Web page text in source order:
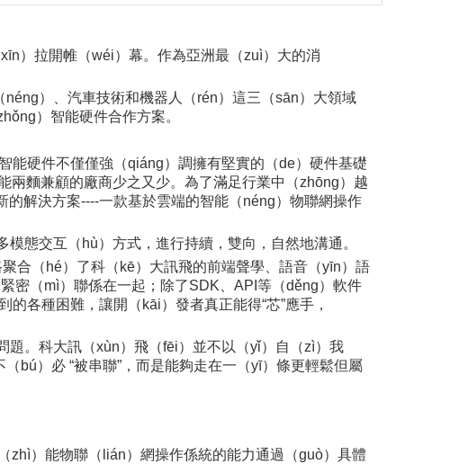
）拉開帷（wéi）幕。作為亞洲最（zuì）大的消
）、汽車技術和機器人（rén）這三（sān）大領域
）智能硬件合作方案。
能硬件不僅僅強（qiáng）調擁有堅實的（de）硬件基礎
兩麵兼顧的廠商少之又少。為了滿足行業中（zhōng）越
解決方案----一款基於雲端的智能（néng）物聯網操作
態交互（hù）方式，進行持續，雙向，自然地溝通。
合（hé）了科（kē）大訊飛的前端聲學、語音（yīn）語
密（mì）聯係在一起；除了SDK、API等（děng）軟件
各種困難，讓開（kāi）發者真正能得“芯”應手，
題。科大訊（xùn）飛（fēi）並不以（yǐ）自（zì）我
bú）必 “被串聯”，而是能夠走在一（yī）條更輕鬆但屬
zhì）能物聯（lián）網操作係統的能力通過（guò）具體